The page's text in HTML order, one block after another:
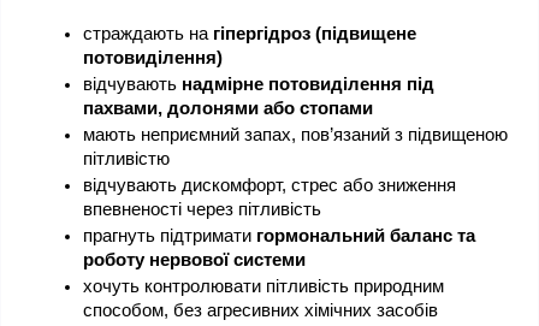
страждають на гіпергідроз (підвищене
потовиділення)
відчувають надмірне потовиділення під
пахвами, долонями або стопами
мають неприємний запах, пов’язаний з підвищеною
пітливістю
відчувають дискомфорт, стрес або зниження
впевненості через пітливість
прагнуть підтримати гормональний баланс та
роботу нервової системи
хочуть контролювати пітливість природним
способом, без агресивних хімічних засобів